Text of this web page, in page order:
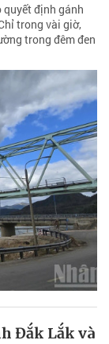
quyết định gánh
trong vài giờ,
trong đêm đen
Đắk Lắk và